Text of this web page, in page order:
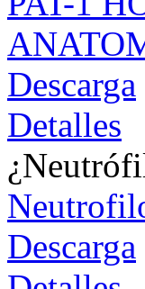
Descarga
Detalles
Descarga